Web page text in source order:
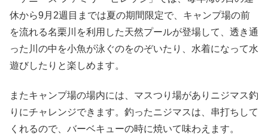
休から9月2週目までは夏の期間限定で、キャンプ場の前
を流れる名栗川を利用した天然プールが登場して、透き通
った川の中を小魚が泳ぐのをのぞいたり、水着になって水
遊びしたりと楽しめます。
またキャンプ場の場内には、マスつり場がありニジマス釣
りにチャレンジできます。釣ったニジマスは、串打ちして
くれるので、バーベキューの時に焼いて味わえます。